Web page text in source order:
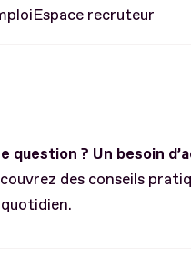
Espace recruteur
question ? Un besoin
des conseils